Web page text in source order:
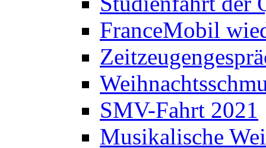
FranceMobil
SMV-Fahrt 2021
Musikalische